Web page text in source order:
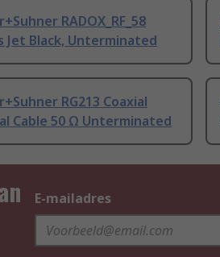
RADOX_RF_58
Jet Black, Unterminated
RG213 Coaxial
Cable 50 Ω Unterminated
E-mailadres